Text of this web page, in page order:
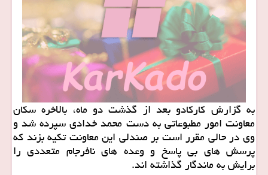
به گزارش كاركادو بعد از گذشت دو ماه، بالاخره سكان
معاونت امور مطبوعاتی به دست محمد خدادی سپرده شد و
وی در حالی مقرر است بر صندلی این معاونت تكیه بزند كه
پرسش های بی پاسخ و وعده های نافرجام متعددی را
برایش به ماندگار گذاشته اند.